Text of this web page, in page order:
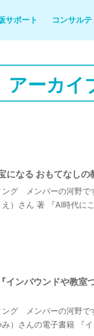
サポート コンサル
アーカイ
なる おもてなしの
グ メンバーの河野で
）さん 著 『AI時代に
ンバウンドや教室
グ メンバーの河野で
）さんの電子書籍 『